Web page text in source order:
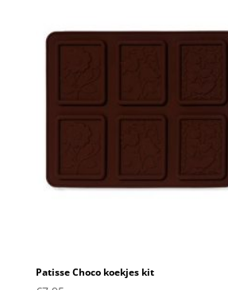
Patisse Choco koekjes kit